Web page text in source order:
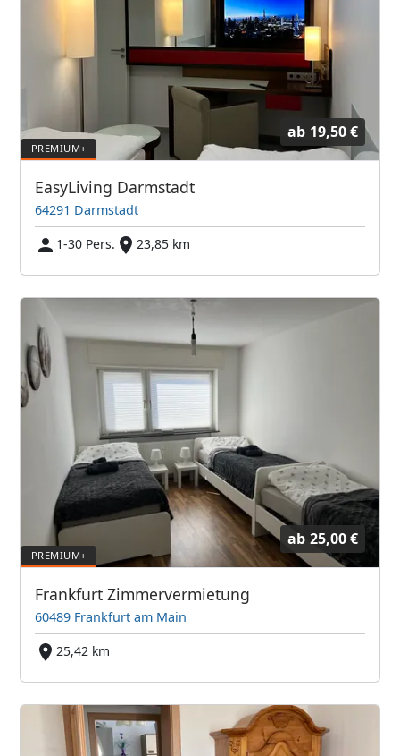
ab 19,50 €
EasyLiving Darmstadt
64291 Darmstadt
1-30 Pers.
23,85 km
ab 25,00 €
Frankfurt Zimmervermietung
60489 Frankfurt am Main
25,42 km